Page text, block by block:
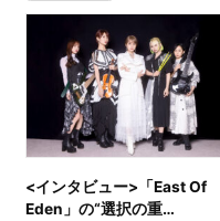
<インタビュー>「East Of
Eden」の“選択の重